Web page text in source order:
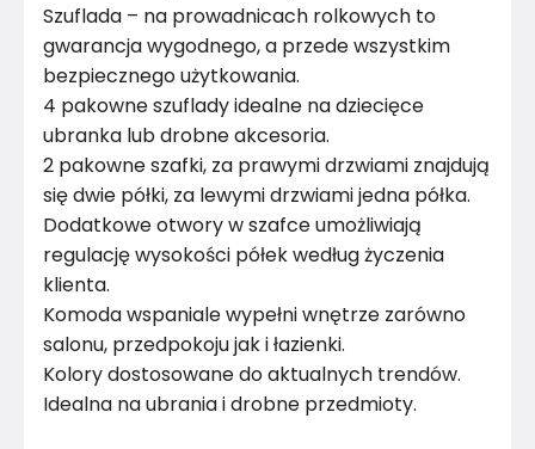
Marka FRAMIRE
Montaż Rozłożony
Rok produkcji 2024
Szuflada – na prowadnicach rolkowych to
gwarancja wygodnego, a przede wszystkim
bezpiecznego użytkowania.
4 pakowne szuflady idealne na dziecięce
ubranka lub drobne akcesoria.
2 pakowne szafki, za prawymi drzwiami znajdują
się dwie półki, za lewymi drzwiami jedna półka.
Dodatkowe otwory w szafce umożliwiają
regulację wysokości półek według życzenia
klienta.
Komoda wspaniale wypełni wnętrze zarówno
salonu, przedpokoju jak i łazienki.
Kolory dostosowane do aktualnych trendów.
Idealna na ubrania i drobne przedmioty.